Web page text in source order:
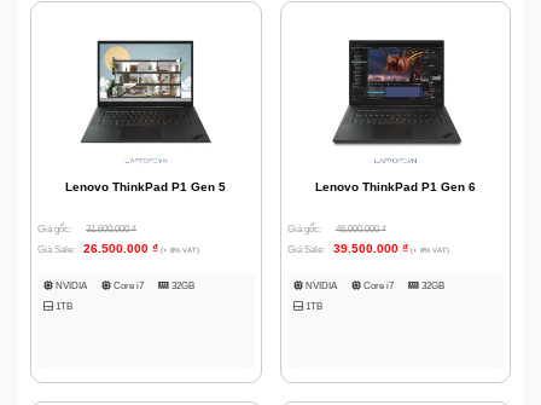
Lenovo ThinkPad P1 Gen 5
Giá gốc: 31.600.000₫
Giá Sale:
26.500.000 ₫ (+ 8% VAT)
NVIDIA Core i7
32GB
1TB
Lenovo ThinkPad P1 Gen 6
Giá gốc: 46.000.000₫
Giá Sale:
39.500.000 ₫ (+ 8% VAT)
NVIDIA Core i7
32GB
1TB